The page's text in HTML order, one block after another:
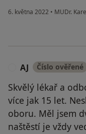
6. května 2022 • MUDr.
AJ Číslo ověřené
Skvělý lékař a
více jak 15 let.
oboru. Měl jsem
naštěstí je vždy